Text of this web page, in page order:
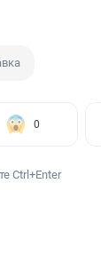
0
Ctrl+Enter